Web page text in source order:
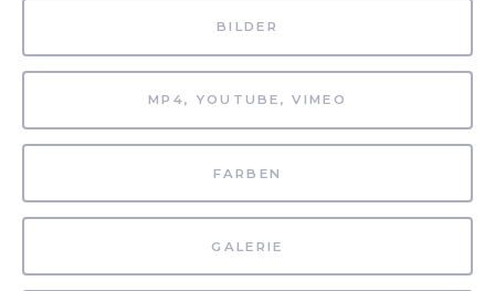
BILDER
MP4, YOUTUBE, VIMEO
FARBEN
GALERIE